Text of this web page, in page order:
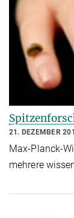
21. DEZEMBER
Max-Planck-
mehrere